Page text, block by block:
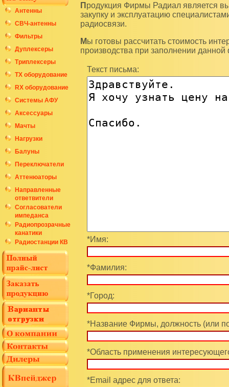
Антенны
СВЧ-антенны
Фильтры
Дуплексеры
Триплексеры
ТХ оборудование
RX оборудование
Системы АФУ
Аксессуары
Мачты
Нагрузки
Балуны
Переключатели
Аттенюаторы
Направленные
ответвители
Согласователи
импеданса
Радиопрозрачные
канатики
Радиостанции КВ
Продукция Фирмы Радиал является высокотехнологичным оборудованием и подразумевает
закупку и эксплуатацию
радиосвязи.
Мы готовы рассчитать стоимость интересующих вас изделий по последним ценам нашего
производства при заполнении
Текст письма:
*Имя:
*Фамилия:
*Город:
*Название Фирмы, должность (или
*Область применения
*Email адрес для ответа: